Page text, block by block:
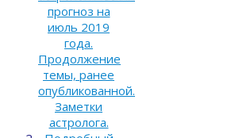
прогноз на
июль 2019
года.
Продолжение
темы, ранее
опубликованной.
Заметки
астролога.